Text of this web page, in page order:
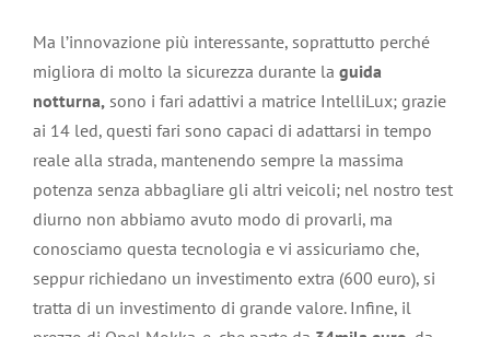
Ma l’innovazione più interessante, soprattutto perché
migliora di molto la sicurezza durante la guida
notturna, sono i fari adattivi a matrice IntelliLux; grazie
ai 14 led, questi fari sono capaci di adattarsi in tempo
reale alla strada, mantenendo sempre la massima
potenza senza abbagliare gli altri veicoli; nel nostro test
diurno non abbiamo avuto modo di provarli, ma
conosciamo questa tecnologia e vi assicuriamo che,
seppur richiedano un investimento extra (600 euro), si
tratta di un investimento di grande valore. Infine, il